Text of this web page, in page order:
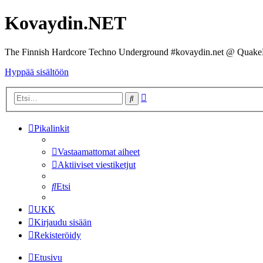
Kovaydin.NET
The Finnish Hardcore Techno Underground #kovaydin.net @
Hyppää sisältöön
Etsi
Pikalinkit
Vastaamattomat aiheet
Aktiiviset viestiketjut
Etsi
UKK
Kirjaudu sisään
Rekisteröidy
Etusivu